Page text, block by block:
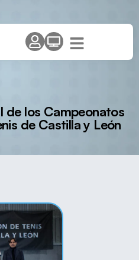
de los Campeonatos
de Castilla y León